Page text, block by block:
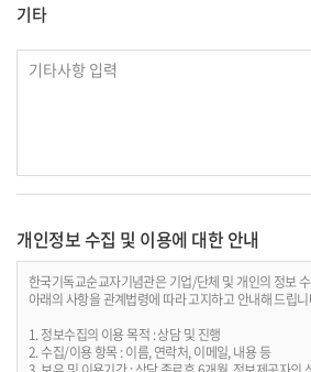
기타
개인정보 수집 및 이용에 대한 안내
한국기독교순교자기념관은 기업/단체 및 개인의 정보
아래의 사항을 관계법령에 따라 고지하고 안내해 드립
1. 정보수집의 이용 목적 : 상담 및 진행
2. 수집/이용 항목 : 이름, 연락처, 이메일, 내용 등